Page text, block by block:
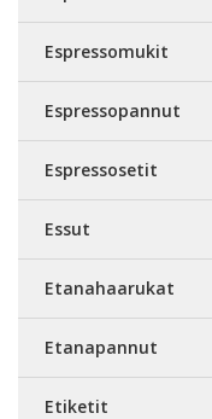
Espressomukit
Espressopannut
Espressosetit
Essut
Etanahaarukat
Etanapannut
Etiketit